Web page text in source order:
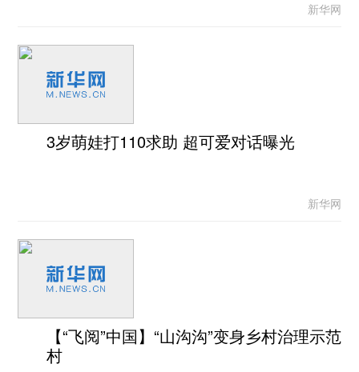
新华网
3岁萌娃打110求助 超可爱对话曝光
新华网
【“飞阅”中国】“山沟沟”变身乡村治理示范
村